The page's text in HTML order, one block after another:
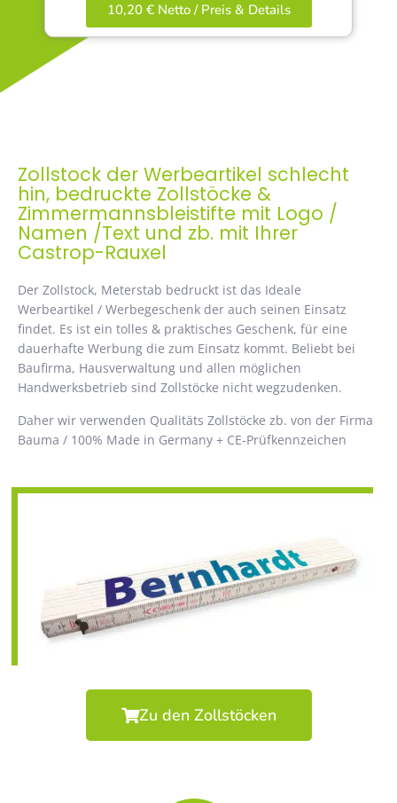
10,20 € Netto / Preis & Details
Zollstock der Werbeartikel schlecht
hin, bedruckte Zollstöcke &
Zimmermannsbleistifte mit Logo /
Namen /Text und zb. mit Ihrer
Castrop-Rauxel
Der Zollstock, Meterstab bedruckt ist das Ideale
Werbeartikel / Werbegeschenk der auch seinen Einsatz
findet. Es ist ein tolles & praktisches Geschenk, für eine
dauerhafte Werbung die zum Einsatz kommt. Beliebt bei
Baufirma, Hausverwaltung und allen möglichen
Handwerksbetrieb sind Zollstöcke nicht wegzudenken.
Daher wir verwenden Qualitäts Zollstöcke zb. von der Firma
Bauma / 100% Made in Germany + CE-Prüfkennzeichen
Zu den Zollstöcken